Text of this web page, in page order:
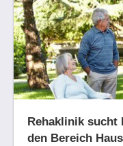
Rehaklinik sucht
den Bereich